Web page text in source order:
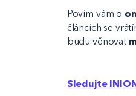
Povím vám o
článcích se
budu věnovat
Sledujte